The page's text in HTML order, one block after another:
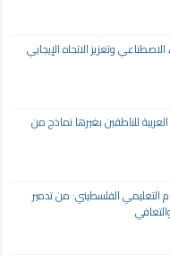
وتعزيز الاتجاه الإيجابي
للناطقين بغيرها نماذج من
النظام التعليمي الفلسطيني: من تدمير